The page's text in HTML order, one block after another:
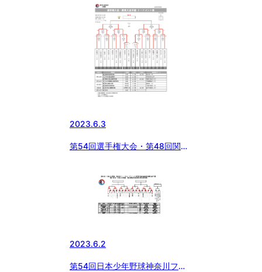
2023.6.3
第54回選手権大会・第48回関東
戦北海道大会・東北大会千葉県支
部予選途中経過
2023.6.2
第54回日本少年野球神奈川フュ